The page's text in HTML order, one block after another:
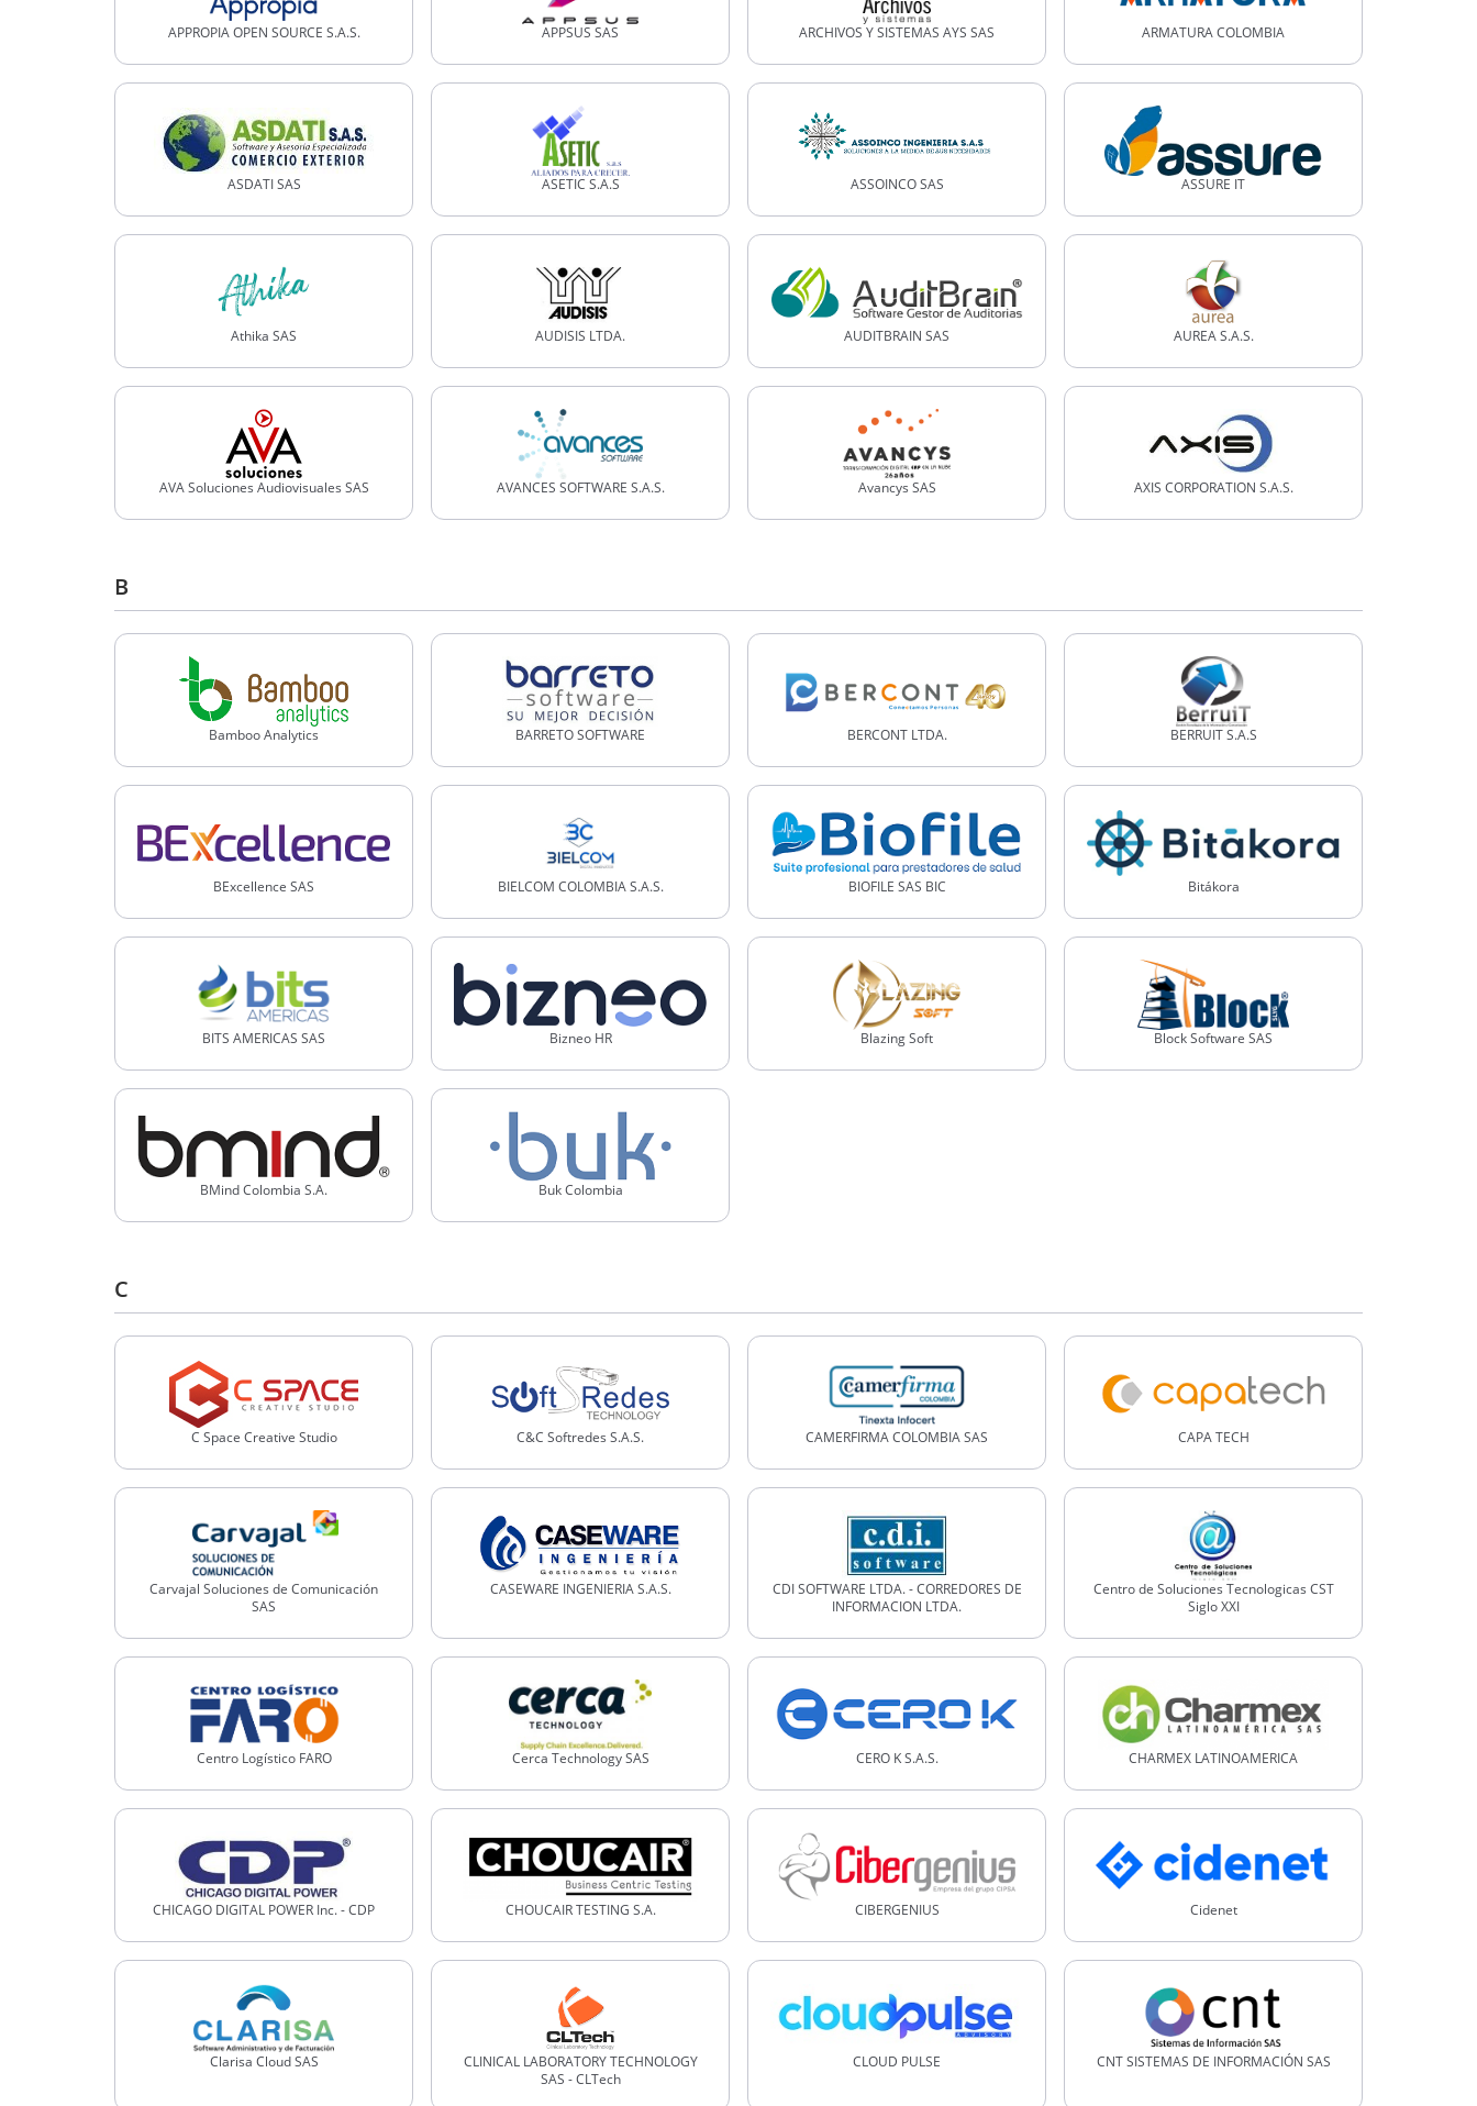
APPROPIA OPEN SOURCE S.A.S. APPSUS SAS ARCHIVOS Y SISTEMAS AYS SAS ARMATURA COLOMBIA
ASDATI SAS ASETIC S.A.S ASSOINCO SAS ASSURE IT
Athika SAS AUDISIS LTDA. AUDITBRAIN SAS AUREA S.A.S.
AVA Soluciones Audiovisuales SAS AVANCES SOFTWARE S.A.S. Avancys SAS AXIS CORPORATION S.A.S.
B
Bamboo Analytics BARRETO SOFTWARE BERCONT LTDA. BERRUIT S.A.S
BExcellence SAS BIELCOM COLOMBIA S.A.S. BIOFILE SAS BIC Bitákora
BITS AMERICAS SAS Bizneo HR Blazing Soft Block Software SAS
BMind Colombia S.A. Buk Colombia
C
C Space Creative Studio C&C Softredes S.A.S. CAMERFIRMA COLOMBIA SAS CAPA TECH
Carvajal Soluciones de Comunicación
SAS
CASEWARE INGENIERIA S.A.S.
CDI SOFTWARE LTDA. - CORREDORES DE
INFORMACION LTDA.
Centro de Soluciones Tecnologicas CST
Siglo XXI
Centro Logístico FARO Cerca Technology SAS CERO K S.A.S. CHARMEX LATINOAMERICA
CHICAGO DIGITAL POWER Inc. - CDP CHOUCAIR TESTING S.A. CIBERGENIUS Cidenet
Clarisa Cloud SAS
CLINICAL LABORATORY TECHNOLOGY
SAS - CLTech
CLOUD PULSE CNT SISTEMAS DE INFORMACIÓN SAS